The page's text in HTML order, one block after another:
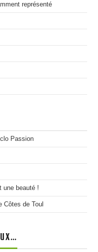
représenté
Passion
une beauté !
Côtes de Toul